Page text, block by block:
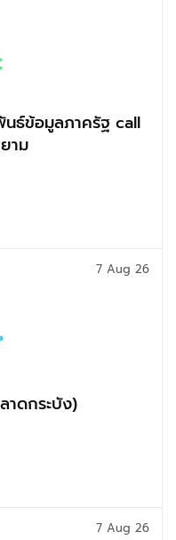
นธ์ข้อมูลภาครัฐ call
าม
าดกระบัง)
7 Aug 26
7 Aug 26